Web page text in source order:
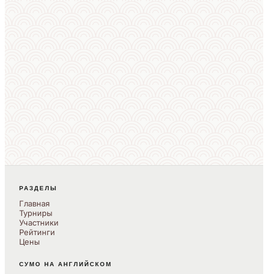
РАЗДЕЛЫ
Главная
Турниры
Участники
Рейтинги
Цены
СУМО НА АНГЛИЙСКОМ